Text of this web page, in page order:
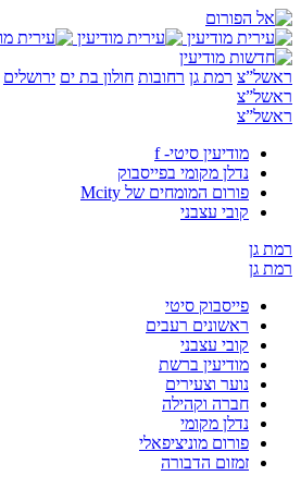
ראשל”צ רמת גן רחובות חולון בת ים ירושלים
ראשל”צ
ראשל”צ
מודיעין סיטי- f
נדלן מקומי בפייסבוק
פורום המומחים של Mcity
קובי עצבני
רמת גן
רמת גן
פייסבוק סיטי
ראשונים רעבים
קובי עצבני
מודיעין ברשת
נוער וצעירים
חברה וקהילה
נדלן מקומי
פורום מוניציפאלי
זמזום הדבורה